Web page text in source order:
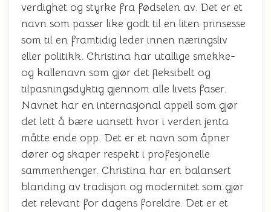
verdighet og styrke fra fødselen av. Det er et
navn som passer like godt til en liten prinsesse
som til en framtidig leder innen næringsliv
eller politikk. Christina har utallige smekke-
og kallenavn som gjør det fleksibelt og
tilpasningsdyktig gjennom alle livets faser.
Navnet har en internasjonal appell som gjør
det lett å bære uansett hvor i verden jenta
måtte ende opp. Det er et navn som åpner
dører og skaper respekt i profesjonelle
sammenhenger. Christina har en balansert
blanding av tradisjon og modernitet som gjør
det relevant for dagens foreldre. Det er et